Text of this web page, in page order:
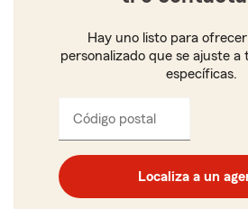
Hay uno listo para
personalizado que se ajuste a
específicas.
Código postal
código
postal
de
cinco
Localiza a un